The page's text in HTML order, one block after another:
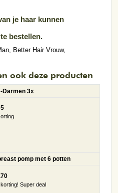
je haar kunnen
bestellen.
, Better Hair Vrouw,
ook deze producten
Darmen 3x
pomp met 6 potten
Super deal